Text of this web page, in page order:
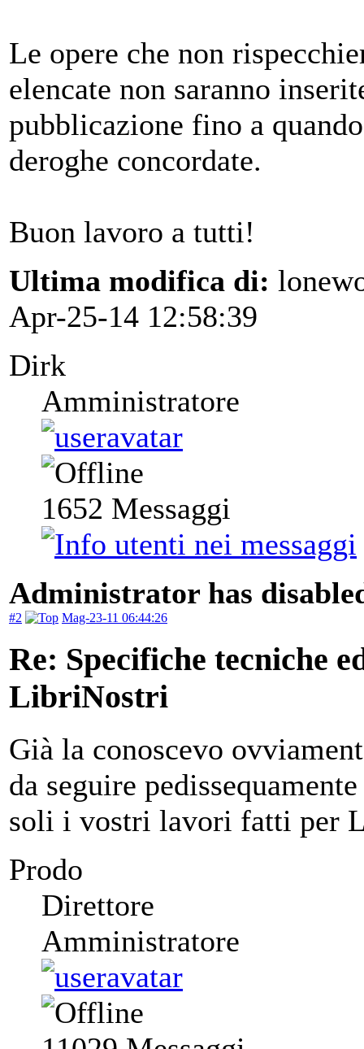
Le opere che non
elencate non saranno
pubblicazione fino a
deroghe concordate.
Buon lavoro a tutti!
Ultima modifica di:
Apr-25-14 12:58:39
Dirk
Amministratore
1652 Messaggi
Administrator has
#2 Mag-23-11 06:44:26
Re: Specifiche tecniche
LibriNostri
Già la conoscevo
da seguire
soli i vostri lavori fatti per
Prodo
Direttore
Amministratore